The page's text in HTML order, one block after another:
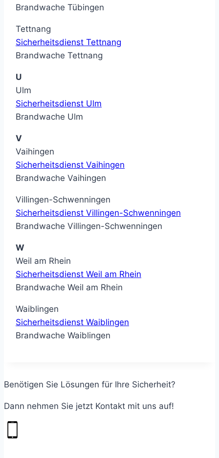
Brandwache Tübingen
Tettnang
Sicherheitsdienst Tettnang
Brandwache Tettnang
U
Ulm
Sicherheitsdienst Ulm
Brandwache Ulm
V
Vaihingen
Sicherheitsdienst Vaihingen
Brandwache Vaihingen
Villingen-Schwenningen
Sicherheitsdienst Villingen-Schwenningen
Brandwache Villingen-Schwenningen
W
Weil am Rhein
Sicherheitsdienst Weil am Rhein
Brandwache Weil am Rhein
Waiblingen
Sicherheitsdienst Waiblingen
Brandwache Waiblingen
Benötigen Sie Lösungen für Ihre Sicherheit?
Dann nehmen Sie jetzt Kontakt mit uns auf!